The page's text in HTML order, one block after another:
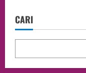
CARI